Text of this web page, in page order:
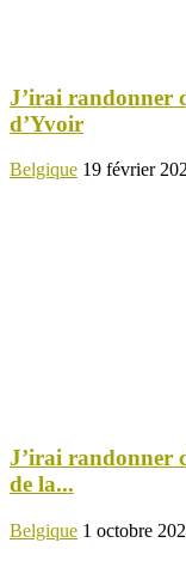
J’irai randonner
d’Yvoir
Belgique 19 février
J’irai randonner
de la...
Belgique 1 octobre